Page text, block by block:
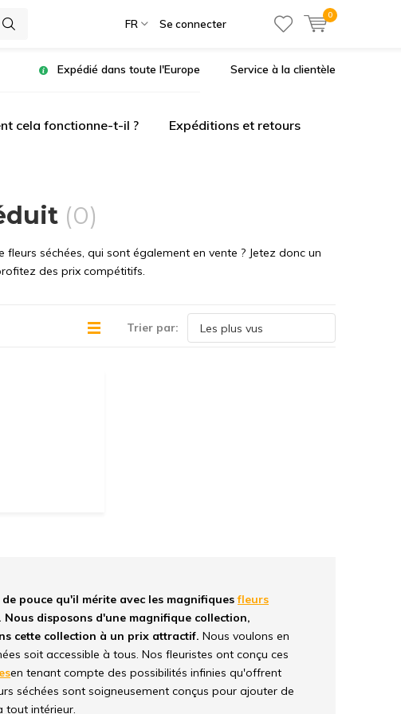
FR Se connecter
0
Expédié dans toute l'Europe Service à la clientèle
cela fonctionne-t-il ? Expéditions et retours
(0)
séchées, qui sont également en vente ? Jetez donc un
des prix compétitifs.
Trier par:
pouce qu'il mérite avec les magnifiquesfleurs
Nous disposons d'une magnifique collection,
cette collection à un prix attractif. Nous voulons en
soit accessible à tous. Nos fleuristes ont conçu ces
en tenant compte des possibilités infinies qu'offrent
séchées sont soigneusement conçus pour ajouter de
tout intérieur.